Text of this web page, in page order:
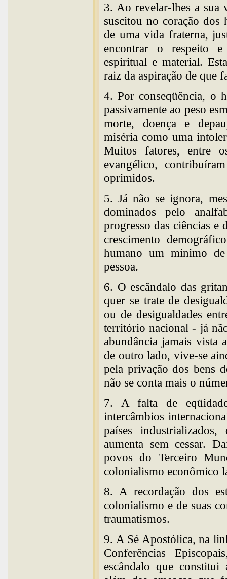
3. Ao revelar-lhes a sua
suscitou no coração dos
de uma vida fraterna,
encontrar o respeito e
espiritual e material.
raiz da aspiração de que
4. Por conseqüência, o
passivamente ao peso
morte, doença e
miséria como uma
Muitos fatores, entre
evangélico,
oprimidos.
5. Já não se ignora,
dominados pelo
progresso das ciências e
crescimento
humano um mínimo
pessoa.
6. O escândalo das
quer se trate de
ou de desigualdades
território nacional - já
abundância jamais vista
de outro lado, vive-se
pela privação dos bens
não se conta mais o
7. A falta de
intercâmbios
países
aumenta sem cessar.
povos do Terceiro
colonialismo econômico
8. A recordação dos
colonialismo e de suas
traumatismos.
9. A Sé Apostólica, na
Conferências
escândalo que constitui